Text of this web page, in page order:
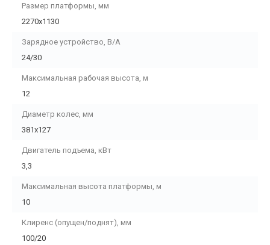
Размер платформы, мм
2270х1130
Зарядное устройство, В/А
24/30
Максимальная рабочая высота, м
12
Диаметр колес, мм
381х127
Двигатель подъема, кВт
3,3
Максимальная высота платформы, м
10
Клиренс (опущен/поднят), мм
100/20